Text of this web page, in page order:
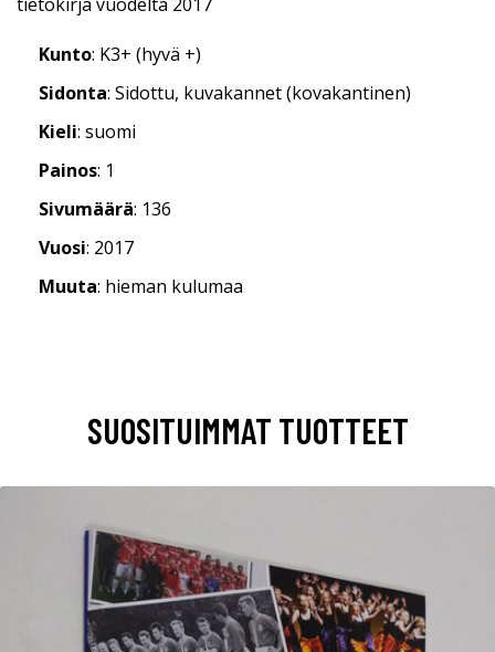
Kunto: K3+ (hyvä +)
Sidonta: Sidottu, kuvakannet (kovakantinen)
Kieli: suomi
Painos: 1
Sivumäärä: 136
Vuosi: 2017
Muuta: hieman kulumaa
SUOSITUIMMAT TUOTTEET